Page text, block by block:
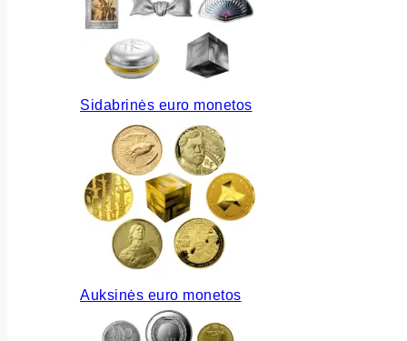
Sidabrinės euro monetos
Auksinės euro monetos